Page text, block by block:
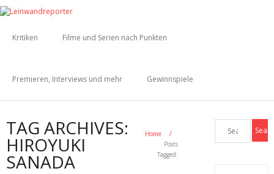
Kritiken Filme und Serien nach Punkten
Premieren, Interviews und mehr Gewinnspiele
TAG ARCHIVES:
HIROYUKI
SANADA
Home
/
Posts
Tagged: